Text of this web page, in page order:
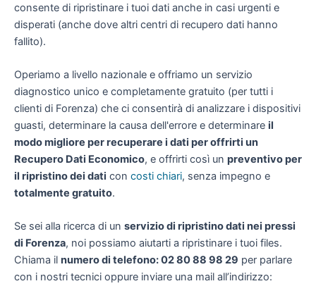
consente di ripristinare i tuoi dati anche in casi urgenti e
disperati (anche dove altri centri di recupero dati hanno
fallito).
Operiamo a livello nazionale e offriamo un servizio
diagnostico unico e completamente gratuito (per tutti i
clienti di Forenza) che ci consentirà di analizzare i dispositivi
guasti, determinare la causa dell'errore e determinare il
modo migliore per recuperare i dati per offrirti un
Recupero Dati Economico, e offrirti così un preventivo per
il ripristino dei dati con costi chiari, senza impegno e
totalmente gratuito.
Se sei alla ricerca di un servizio di ripristino dati nei pressi
di Forenza, noi possiamo aiutarti a ripristinare i tuoi files.
Chiama il numero di telefono: 02 80 88 98 29 per parlare
con i nostri tecnici oppure inviare una mail all’indirizzo: